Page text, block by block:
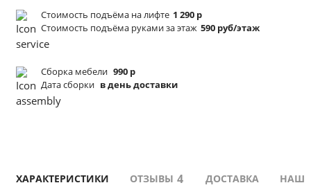
Стоимость подъёма на лифте 1 290 р
Стоимость подъёма руками за этаж 590 руб/этаж
Сборка мебели 990 р
Дата сборки в день доставки
ХАРАКТЕРИСТИКИ ОТЗЫВЫ 4 ДОСТАВКА